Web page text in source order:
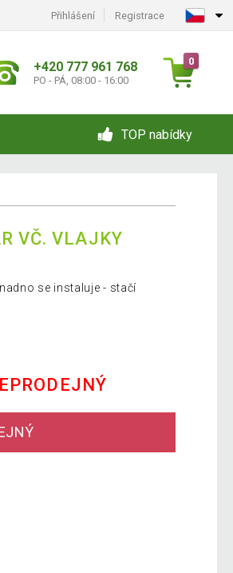
Přihlášení Registrace
+420 777 961 768
PO - PÁ, 08:00 - 16:00
0
TOP nabídky
VČ. VLAJKY
se instaluje - stačí